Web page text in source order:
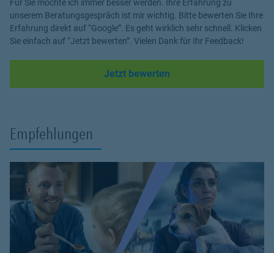
Für Sie möchte ich immer besser werden. Ihre Erfahrung zu
unserem Beratungsgespräch ist mir wichtig. Bitte bewerten Sie Ihre
Erfahrung direkt auf “Google”. Es geht wirklich sehr schnell. Klicken
Sie einfach auf “Jetzt bewerten”. Vielen Dank für Ihr Feedback!
Jetzt bewerten
Empfehlungen